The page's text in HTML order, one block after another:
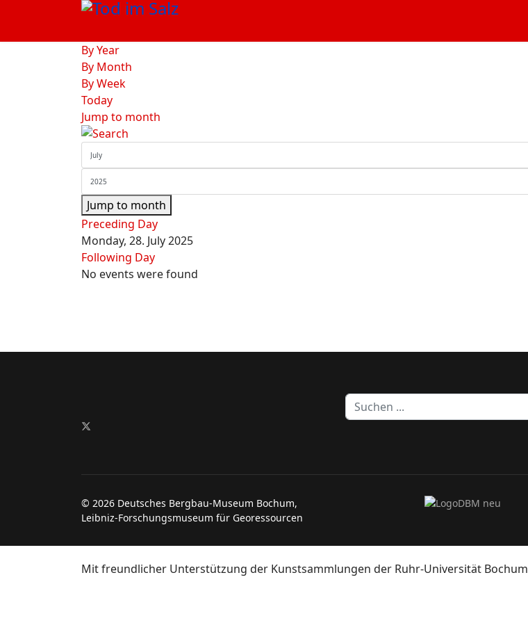
By Year
By Month
By Week
Today
Jump to month
Jump to month
Preceding Day
Monday, 28. July 2025
Following Day
No events were found
Suchen
...
© 2026 Deutsches Bergbau-Museum Bochum,
Leibniz-Forschungsmuseum für Georessourcen
Mit freundlicher Unterstützung der Kunstsammlungen der Ruhr-Universität Bochum